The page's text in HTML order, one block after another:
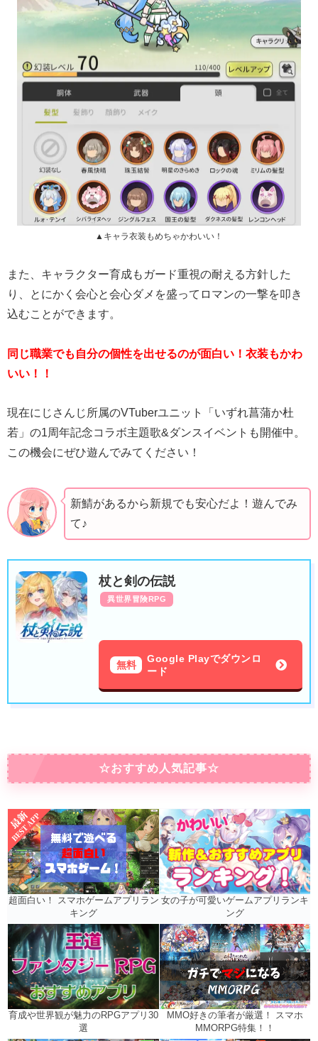
▲キャラ衣装もめちゃかわいい！
また、キャラクター育成もガード重視の耐える方針した
り、とにかく会心と会心ダメを盛ってロマンの一撃を叩き
込むことができます。
同じ職業でも自分の個性を出せるのが面白い！衣装もかわ
いい！！
現在にじさんじ所属のVTuberユニット「いずれ菖蒲か杜
若」の1周年記念コラボ主題歌&ダンスイベントも開催中。
この機会にぜひ遊んでみてください！
新鯖があるから新規でも安心だよ！遊んでみ
て♪
杖と剣の伝説
異世界冒険RPG
無料
Google Playでダウンロ
ード
☆おすすめ人気記事☆
超面白い！ スマホゲームアプリラン
キング
女の子が可愛いゲームアプリランキ
ング
育成や世界観が魅力のRPGアプリ30
選
MMO好きの筆者が厳選！ スマホ
MMORPG特集！！